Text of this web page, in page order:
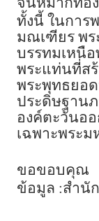
ทั้งนี้ ในการ
มณเฑียร พร
บรรทมเหนื
พระแท่นที่ส
พระพุทธยอ
ประดิษฐาน
องค์ตะวันอ
เฉพาะพระม
ขอขอบคุณ
ข้อมูล :สำนั